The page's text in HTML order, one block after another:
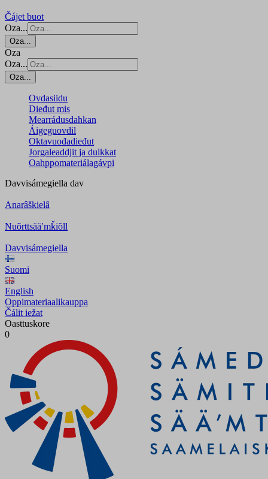
Čájet buot
Oza...
Oza...
Oza
Oza...
Oza...
Ovdasiidu
Dieđut mis
Mearrádusdahkan
Áigeguovdil
Oktavuođadieđut
Jorgaleaddjit ja dulkkat
Oahppomateriálagávpi
Davvisámegiella dav
Anarâškielâ
Nuõrttsääʹmǩiõll
Davvisámegiella
Suomi
English
Oppimateriaalikauppa
Čálit iežat
Oasttuskore
0